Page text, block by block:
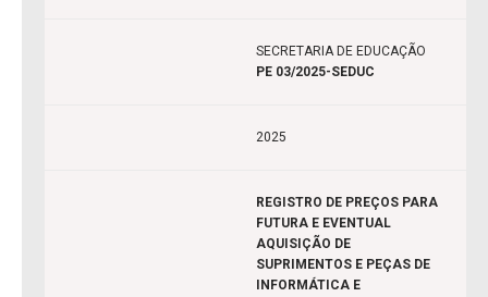
SECRETARIA DE EDUCAÇÃO
PE 03/2025-SEDUC
2025
REGISTRO DE PREÇOS PARA
FUTURA E EVENTUAL
AQUISIÇÃO DE
SUPRIMENTOS E PEÇAS DE
INFORMÁTICA E